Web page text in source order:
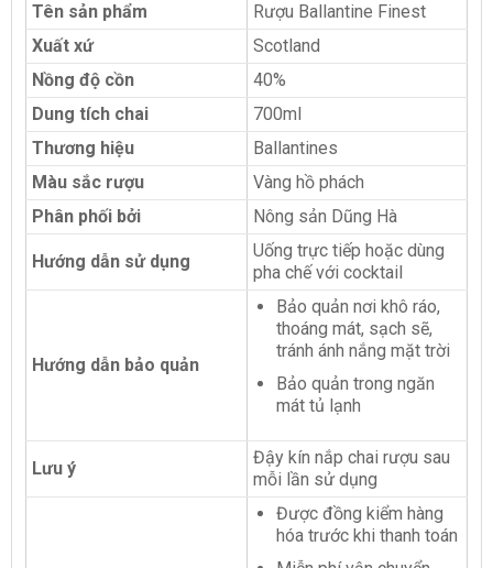
Tên sản phẩm
Rượu Ballantine Finest
Xuất xứ
Scotland
Nồng độ cồn
40%
Dung tích chai
700ml
Thương hiệu
Ballantines
Màu sắc rượu
Vàng hồ phách
Phân phối bởi
Nông sản Dũng Hà
Hướng dẫn sử dụng
Uống trực tiếp hoặc dùng
pha chế với cocktail
Hướng dẫn bảo quản
Bảo quản nơi khô ráo,
thoáng mát, sạch sẽ,
tránh ánh nắng mặt trời
Bảo quản trong ngăn
mát tủ lạnh
Lưu ý
Đậy kín nắp chai rượu sau
mỗi lần sử dụng
Được đồng kiểm hàng
hóa trước khi thanh toán